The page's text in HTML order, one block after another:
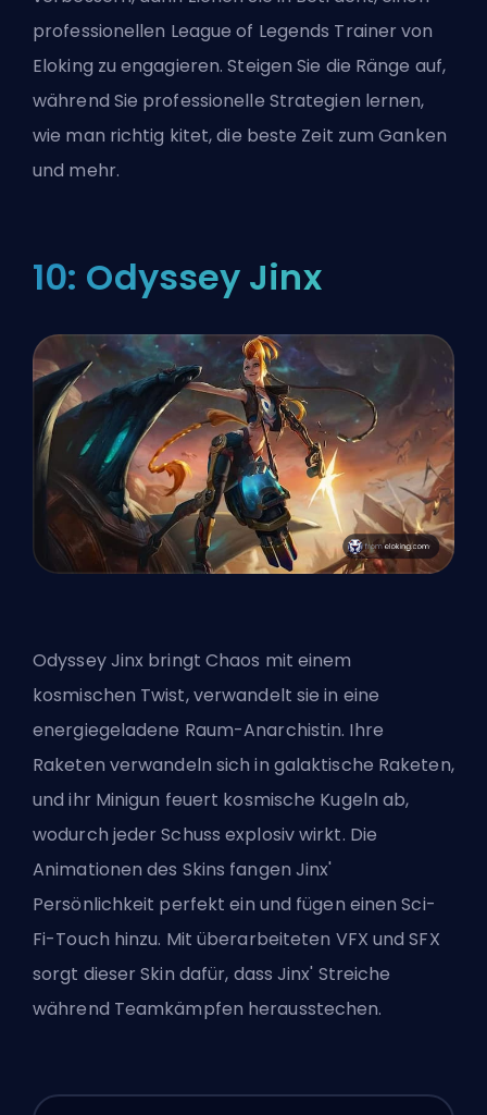
professionellen League of Legends Trainer von
Eloking zu engagieren. Steigen Sie die Ränge auf,
während Sie professionelle Strategien lernen,
wie man richtig kitet, die beste Zeit zum Ganken
und mehr.
10: Odyssey Jinx
Odyssey Jinx bringt Chaos mit einem
kosmischen Twist, verwandelt sie in eine
energiegeladene Raum-Anarchistin. Ihre
Raketen verwandeln sich in galaktische Raketen,
und ihr Minigun feuert kosmische Kugeln ab,
wodurch jeder Schuss explosiv wirkt. Die
Animationen des Skins fangen Jinx'
Persönlichkeit perfekt ein und fügen einen Sci-
Fi-Touch hinzu. Mit überarbeiteten VFX und SFX
sorgt dieser Skin dafür, dass Jinx' Streiche
während Teamkämpfen herausstechen.